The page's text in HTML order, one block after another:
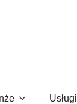
Usługi